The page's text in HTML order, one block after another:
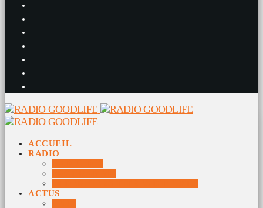
ACCUEIL
RADIO
ACTUS